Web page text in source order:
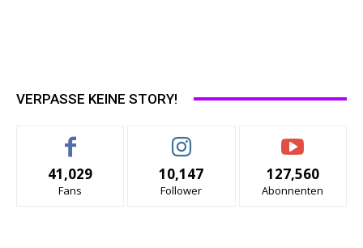
VERPASSE KEINE STORY!
41,029
Fans
10,147
Follower
127,560
Abonnenten